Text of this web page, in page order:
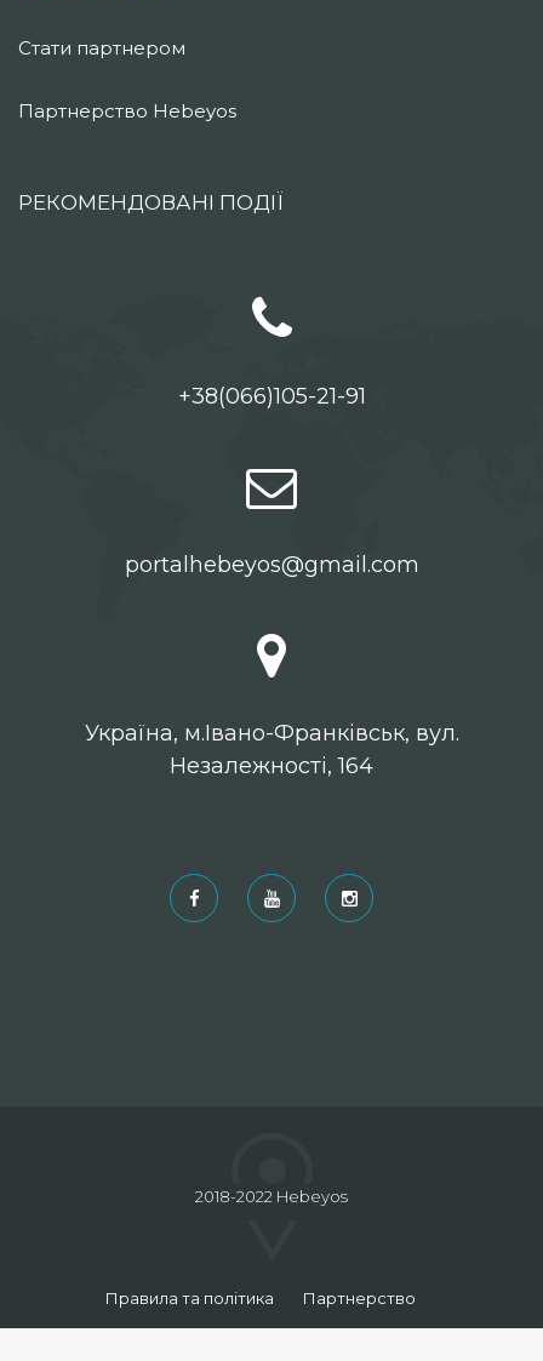
Стати партнером
Партнерство Hebeyos
РЕКОМЕНДОВАНІ ПОДІЇ
+38(066)105-21-91
portalhebeyos@gmail.com
Українa, м.Івано-Франківськ, вул.
Незалежності, 164
2018-2022 Hebeyos
Правила та політика Партнерство